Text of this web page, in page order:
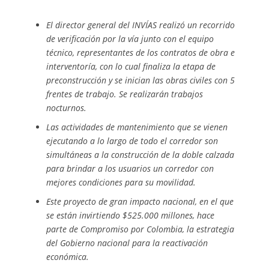
El director general del INVÍAS realizó un recorrido
de verificación por la vía junto con el equipo
técnico, representantes de los contratos de obra e
interventoría, con lo cual finaliza la etapa de
preconstrucción y se inician las obras civiles con 5
frentes de trabajo. Se realizarán trabajos
nocturnos.
Las actividades de mantenimiento que se vienen
ejecutando a lo largo de todo el corredor son
simultáneas a la construcción de la doble calzada
para brindar a los usuarios un corredor con
mejores condiciones para su movilidad.
Este proyecto de gran impacto nacional, en el que
se están invirtiendo $525.000 millones, hace
parte de Compromiso por Colombia, la estrategia
del Gobierno nacional para la reactivación
económica.